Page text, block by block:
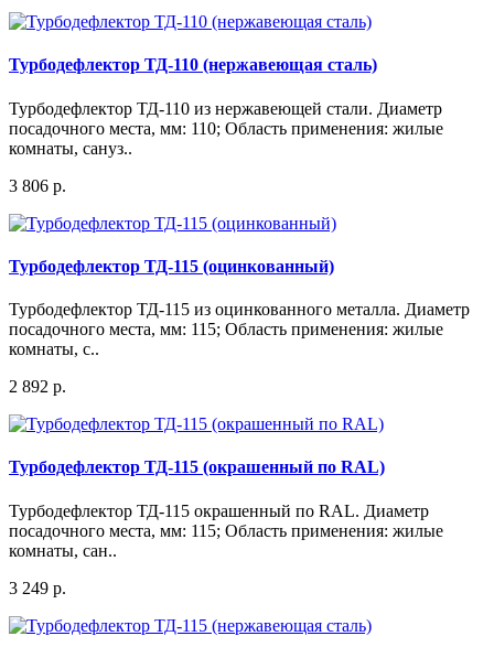
Турбодефлектор ТД-110 (нержавеющая сталь)
Турбодефлектор ТД-110 из нержавеющей стали. Диаметр
посадочного места, мм: 110; Область применения: жилые
комнаты, сануз..
3 806 р.
Турбодефлектор ТД-115 (оцинкованный)
Турбодефлектор ТД-115 из оцинкованного металла. Диаметр
посадочного места, мм: 115; Область применения: жилые
комнаты, с..
2 892 р.
Турбодефлектор ТД-115 (окрашенный по RAL)
Турбодефлектор ТД-115 окрашенный по RAL. Диаметр
посадочного места, мм: 115; Область применения: жилые
комнаты, сан..
3 249 р.